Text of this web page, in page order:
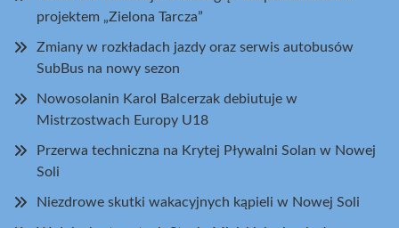
projektem „Zielona Tarcza”
Zmiany w rozkładach jazdy oraz serwis autobusów
SubBus na nowy sezon
Nowosolanin Karol Balcerzak debiutuje w
Mistrzostwach Europy U18
Przerwa techniczna na Krytej Pływalni Solan w Nowej
Soli
Niezdrowe skutki wakacyjnych kąpieli w Nowej Soli